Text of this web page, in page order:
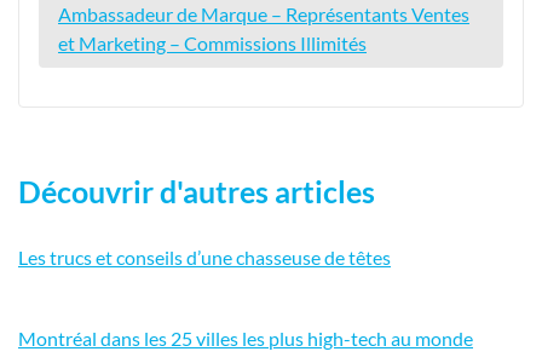
Ambassadeur de Marque – Représentants Ventes
et Marketing – Commissions Illimités
Découvrir d'autres articles
Les trucs et conseils d’une chasseuse de têtes
Montréal dans les 25 villes les plus high-tech au monde